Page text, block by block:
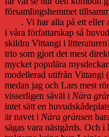
församlingshemmet
. Vi har alla på ett eller
i våra författarskap så
skildra Vittangi i
trio som gjort det mest
mycket populära
modellerad utifrån Vittangi
medan jag och Lars mest
visserligen såväl i Nära
intet sätt en
är navet i Nära gränsen
sägas vara nästgårds. Och